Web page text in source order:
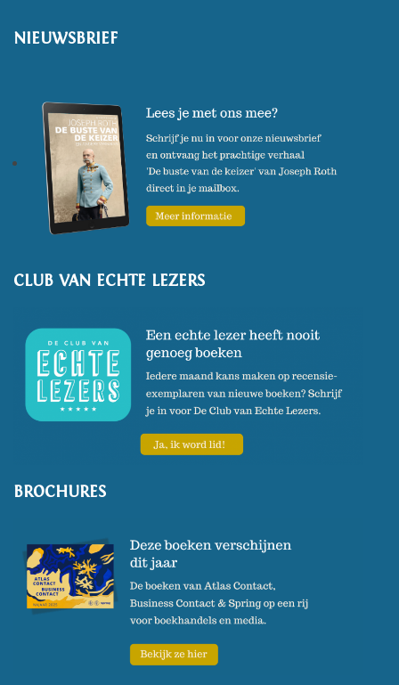
NIEUWSBRIEF
CLUB VAN ECHTE LEZERS
BROCHURES